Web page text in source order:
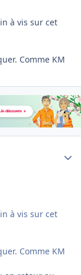
à vis sur cet
Comme KM
à vis sur cet
Comme KM